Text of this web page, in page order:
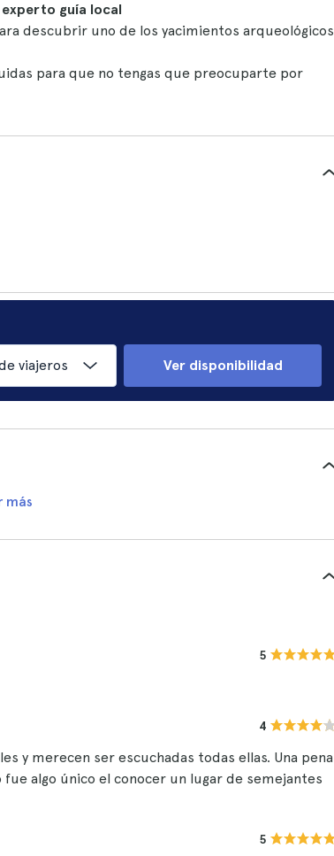
experto guía local
descubrir uno de los yacimientos arqueológicos
para que no tengas que preocuparte por
viajeros Ver disponibilidad
más
5
4
y merecen ser escuchadas todas ellas. Una pena
algo único el conocer un lugar de semejantes
5